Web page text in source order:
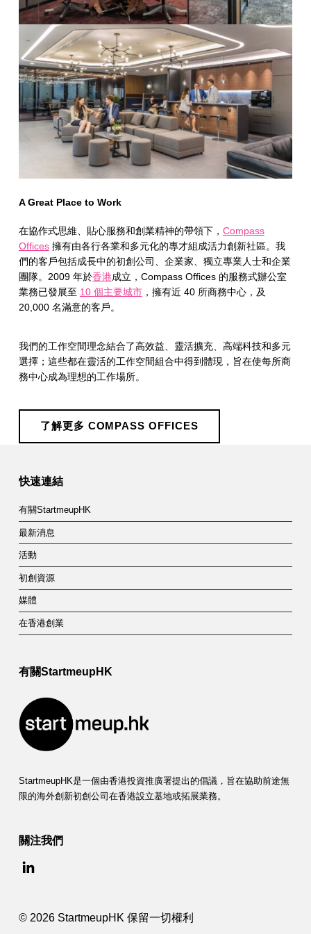
A Great Place to Work
在協作式思維、貼心服務和創業精神的帶領下， Compass
Offices擁有由各行各業和多元化的專才組成活力創新社區。我
們的客戶包括成長中的初創公司、企業家、獨立專業人士和企業
團隊。2009 年於香港成立，Compass Offices 的服務式辦公室
業務已發展至 10 個主要城市，擁有近 40 所商務中心，及
20,000 名滿意的客戶。
我們的工作空間理念結合了高效益、靈活擴充、高端科技和多元
選擇；這些都在靈活的工作空間組合中得到體現，旨在使每所商
務中心成為理想的工作場所。
了解更多 COMPASS OFFICES
Skip back to main navigation
快速連結
有關StartmeupHK
最新消息
活動
初創資源
媒體
在香港創業
有關StartmeupHK
StartmeupHK是一個由香港投資推廣署提出的倡議，旨在協助前途無
限的海外創新初創公司在香港設立基地或拓展業務。
關注我們
© 2026 StartmeupHK 保留一切權利